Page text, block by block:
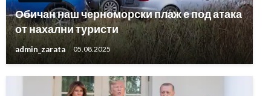
Обичан наш черноморски плаж е под атака
от нахални туристи
admin_zarata 05.08.2025